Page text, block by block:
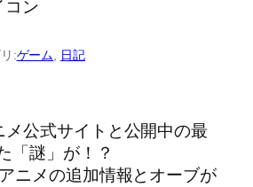
:ゲーム 日記
メ公式サイトと公開中の最
「謎」が！？
ニメの追加情報とオーブが